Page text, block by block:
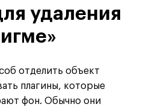
удаления
отделить объект
плагины, которые
фон. Обычно они